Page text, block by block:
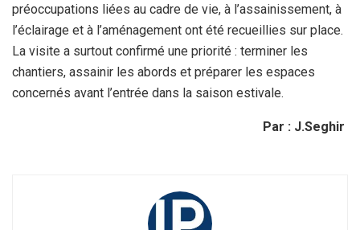
préoccupations liées au cadre de vie, à l’assainissement, à
l’éclairage et à l’aménagement ont été recueillies sur place.
La visite a surtout confirmé une priorité : terminer les
chantiers, assainir les abords et préparer les espaces
concernés avant l’entrée dans la saison estivale.
Par : J.Seghir